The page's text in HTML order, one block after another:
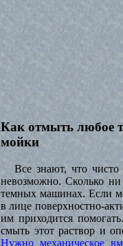
Как отмыть любое
мойки
Все знают, что чисто
невозможно. Сколько
темных машинах. Если
в лице поверхностно-
им приходится
смыть этот раствор и
Нужно механическое